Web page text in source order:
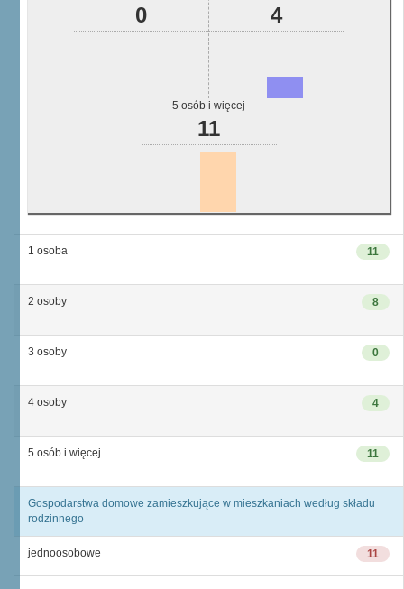
0 4
5 osób i więcej
11
11
1 osoba
8
2 osoby
0
3 osoby
4
4 osoby
11
5 osób i więcej
Gospodarstwa domowe zamieszkujące w mieszkaniach według składu
rodzinnego
11
jednoosobowe